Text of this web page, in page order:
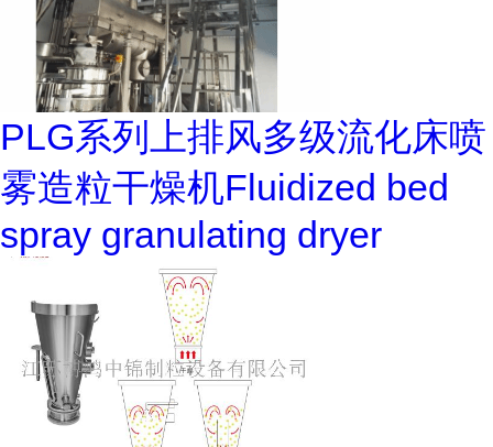
PLG系列上排风多级流化床喷
雾造粒干燥机Fluidized bed
spray granulating dryer